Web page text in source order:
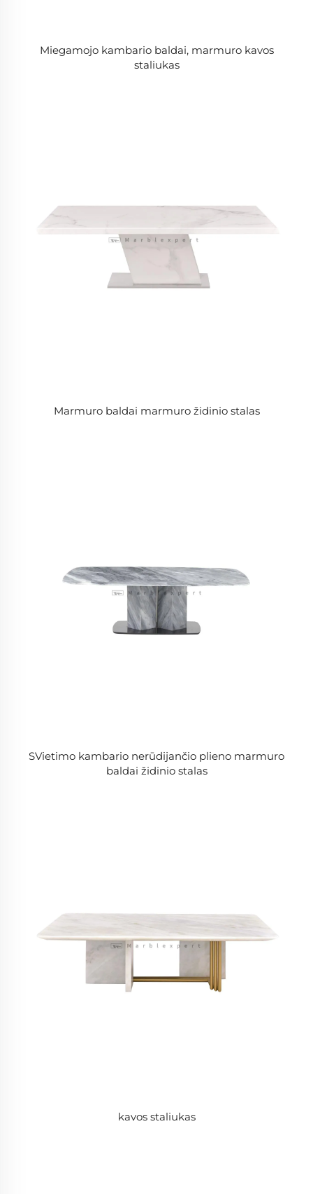
Miegamojo kambario baldai, marmuro kavos
staliukas
Marmuro baldai marmuro židinio stalas
SVietimo kambario nerūdijančio plieno marmuro
baldai židinio stalas
kavos staliukas